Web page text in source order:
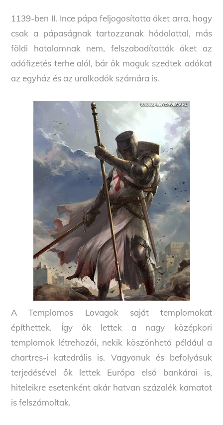
1139-ben II. Ince pápa feljogosította őket arra, hogy
csak a pápaságnak tartozzanak hódolattal, más
földi hatalomnak nem, felszabadították őket az
adófizetés terhe alól, bár ők maguk szedtek adókat
az egyház és az uralkodók számára is.
A Templomos Lovagok saját templomokat
építhettek. Így ők lettek a nagy középkori
templomok létrehozói, nekik köszönhető például a
chartres-i katedrális is. Vagyonuk és befolyásuk
terjedésével ők lettek Európa első bankárai is,
hiteleikre esetenként akár hatvan százalék kamatot
is felszámoltak.